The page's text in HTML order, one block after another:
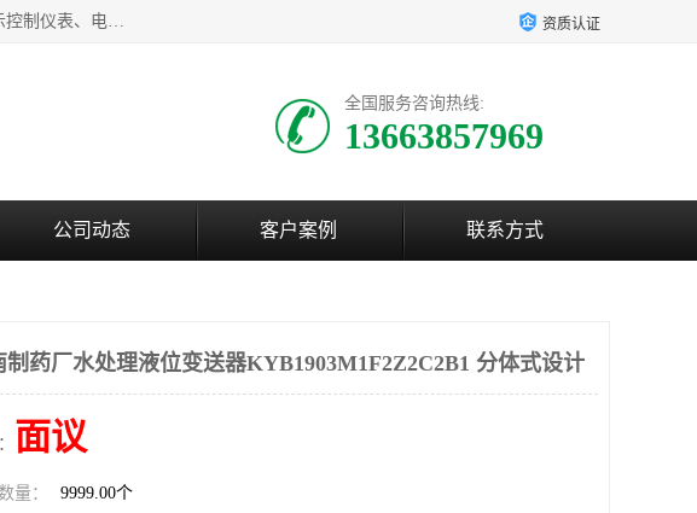
河南新瑞普测控技术有限公司主营：压力变送器、液位变送器、差压变送器、雷达料位计、电容物位计、温度显示控制仪表、电量变送器、流量计、工业自动化系统成套设备。 资质认证
全国服务咨询热线:
13663857969
公司动态 客户案例 联系方式
制药厂水处理液位变送器KYB1903M1F2Z2C2B1 分体式设计
面议
量： 9999.00个